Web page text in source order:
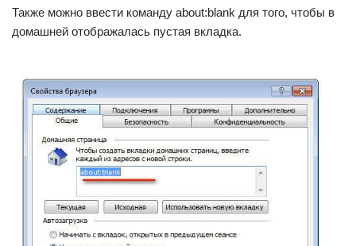
Также можно ввести команду about:blank для того, чтобы в
домашней отображалась пустая вкладка.